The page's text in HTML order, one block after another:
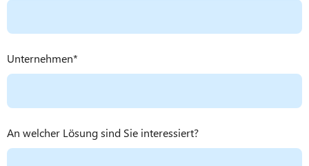
Unternehmen
An welcher Lösung sind Sie interessiert?